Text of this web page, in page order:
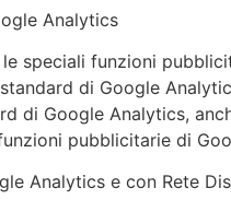
Analytics
speciali funzioni
di Google
di Google Analytics,
pubblicitarie di
Analytics e con Rete